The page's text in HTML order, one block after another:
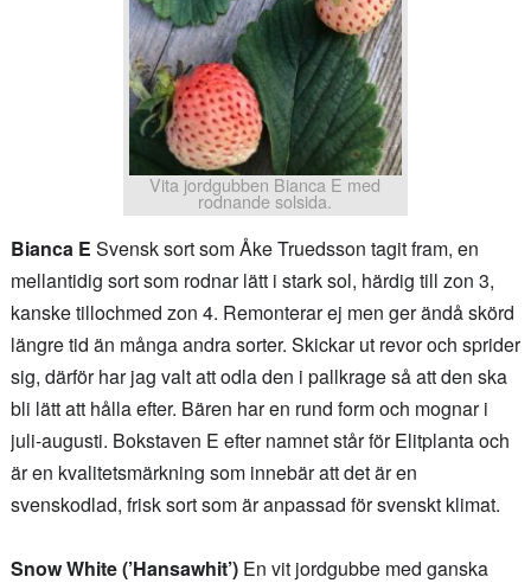
Vita jordgubben Bianca E med
rodnande solsida.
Bianca E Svensk sort som Åke Truedsson tagit fram, en
mellantidig sort som rodnar lätt i stark sol, härdig till zon 3,
kanske tillochmed zon 4. Remonterar ej men ger ändå skörd
längre tid än många andra sorter. Skickar ut revor och sprider
sig, därför har jag valt att odla den i pallkrage så att den ska
bli lätt att hålla efter. Bären har en rund form och mognar i
juli-augusti. Bokstaven E efter namnet står för Elitplanta och
är en kvalitetsmärkning som innebär att det är en
svenskodlad, frisk sort som är anpassad för svenskt klimat.
Snow White (’Hansawhit’)En vit jordgubbe med ganska